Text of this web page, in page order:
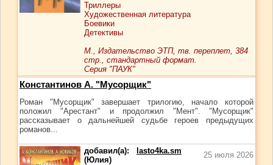
Триллеры
Художественная литература
Боевики
Детективы
М., Издательство ЭТП, тв. переплет, 384
стр., стандартный формат.
Серия "ПАУК"
Константинов А. "Мусорщик"
Роман "Мусорщик" завершает трилогию, начало которой
положил "Арестант" и продолжил "Мент". "Мусорщик"
рассказывает о дальнейшей судьбе героев предыдущих
романов...
добавил(а):
lasto4ka.sm
(Юлия)
25 июля 2026